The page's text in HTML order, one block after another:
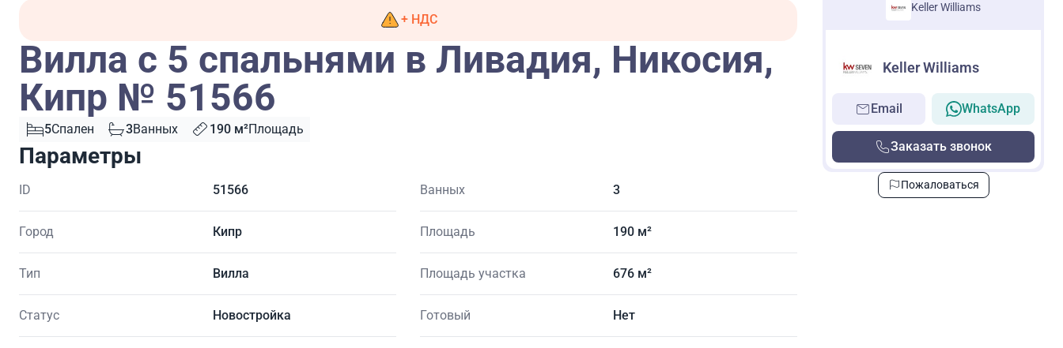
+ НДС
Вилла с 5 спальнями в Ливадия, Никосия,
Кипр № 51566
5Спален 3Ванных 190 м²Площадь
Параметры
ID 51566
Город Кипр
Тип Вилла
Статус Новостройка
Ванных 3
Площадь 190 м²
Площадь участка 676 м²
Готовый Нет
Keller Williams
Keller Williams
Email WhatsApp
Заказать звонок
Пожаловаться